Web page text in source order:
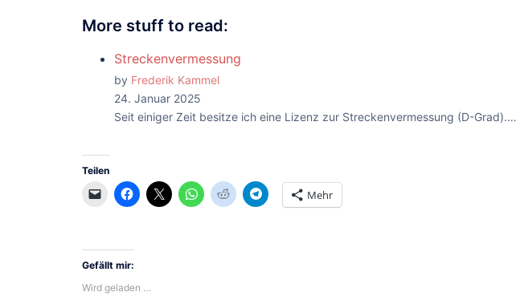
More stuff to read:
Streckenvermessung
by Frederik Kammel
24. Januar 2025
Seit einiger Zeit besitze ich eine Lizenz zur Streckenvermessung (D-Grad).…
Teilen
Mehr
Gefällt mir:
Wird geladen …